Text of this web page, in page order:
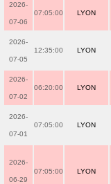
2026-
07-06
07:05:00 LYON
2026-
07-05
12:35:00 LYON
2026-
07-02
06:20:00 LYON
2026-
07-01
07:05:00 LYON
2026-
06-29
07:05:00 LYON